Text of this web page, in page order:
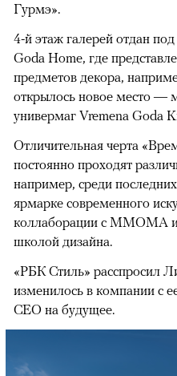
Гурмэ».
4-й этаж галерей отдан
Goda Home, где
предметов декора,
открылось новое место —
универмаг Vremena Goda
Отличительная черта
постоянно проходят
например, среди
ярмарке современного
коллаборации с ММОМА и
школой дизайна.
«РБК Стиль» расспросил
изменилось в компании с
CEO на будущее.